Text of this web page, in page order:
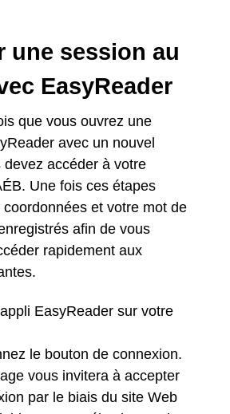
session au
EasyReader
que vous ouvrez une
avec un nouvel
accéder à votre
Une fois ces étapes
et votre mot de
afin de vous
rapidement aux
EasyReader sur votre
le bouton de connexion.
vous invitera à accepter
par le biais du site Web